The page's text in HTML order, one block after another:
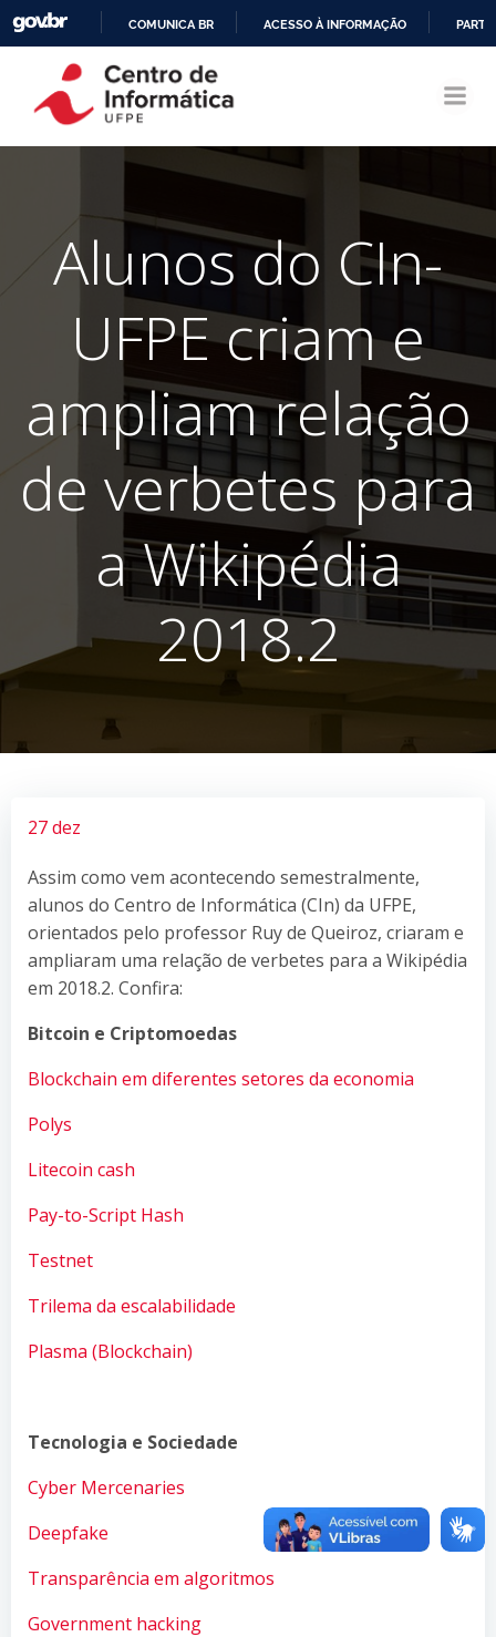
CONTEÚDO
COMUNICA BR ACESSO À INFORMAÇÃO
Alunos do CIn-
UFPE criam e
ampliam relação
de verbetes para
a Wikipédia
2018.2
27 dez
Assim como vem acontecendo semestralmente,
alunos do Centro de Informática (CIn) da UFPE,
orientados pelo professor Ruy de Queiroz, criaram e
ampliaram uma relação de verbetes para a Wikipédia
em 2018.2. Confira:
Bitcoin e Criptomoedas
Blockchain em diferentes setores da economia
Polys
Litecoin cash
Pay-to-Script Hash
Testnet
Trilema da escalabilidade
Plasma (Blockchain)
Tecnologia e Sociedade
Cyber Mercenaries
Deepfake
Transparência em algoritmos
Government hacking